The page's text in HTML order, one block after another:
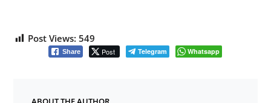
Post Views: 549
Share Post Telegram Whatsapp